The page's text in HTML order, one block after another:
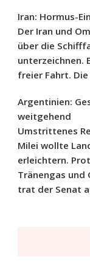
Iran: Hormus-
Der Iran und
über die
unterzeichnen.
freier Fahrt.
Argentinien:
weitgehend
Umstrittenes
Milei wollte
erleichtern.
Tränengas und
trat der Senat